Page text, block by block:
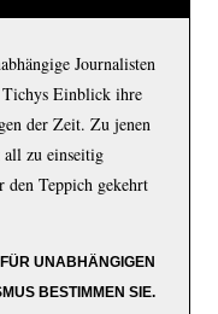
Journalisten
Tichys Einblick ihre
der Zeit. Zu jenen
all zu einseitig
den Teppich gekehrt
UNABHÄNGIGEN
BESTIMMEN SIE.